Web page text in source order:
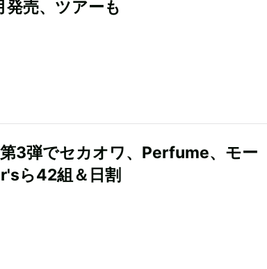
発売、ツアーも
第3弾でセカオワ、Perfume、モー
ら42組＆日割